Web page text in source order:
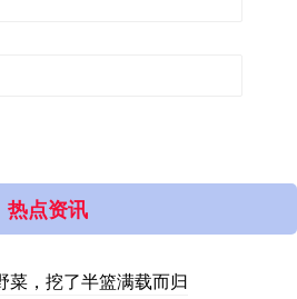
热点资讯
菜，挖了半篮满载而归